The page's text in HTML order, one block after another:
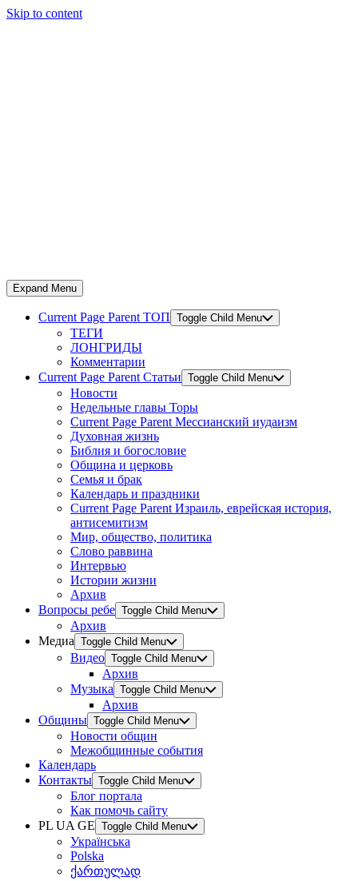
Skip to content
Expand Menu
Current Page Parent ТОП Toggle Child Menu
ТЕГИ
ЛОНГРИДЫ
Комментарии
Current Page Parent Статьи Toggle Child Menu
Новости
Недельные главы Торы
Current Page Parent Мессианский иудаизм
Духовная жизнь
Библия и богословие
Община и церковь
Семья и брак
Календарь и праздники
Current Page Parent Израиль, еврейская история,
антисемитизм
Мир, общество, политика
Слово раввина
Интервью
Истории жизни
Архив
Вопросы ребе Toggle Child Menu
Архив
Медиа Toggle Child Menu
Видео Toggle Child Menu
Архив
Музыка Toggle Child Menu
Архив
Общины Toggle Child Menu
Новости общин
Межобщинные события
Календарь
Контакты Toggle Child Menu
Блог портала
Как помочь сайту
PL UA GE Toggle Child Menu
Українська
Polska
ქართულად